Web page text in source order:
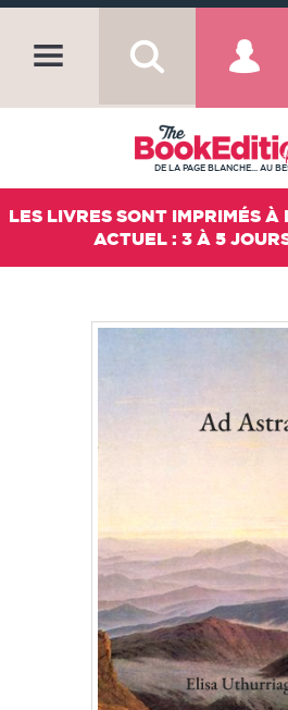
DE LA PAGE BLANCHE... AU
LES LIVRES SONT IMPRIMÉS
ACTUEL : 3 À 5